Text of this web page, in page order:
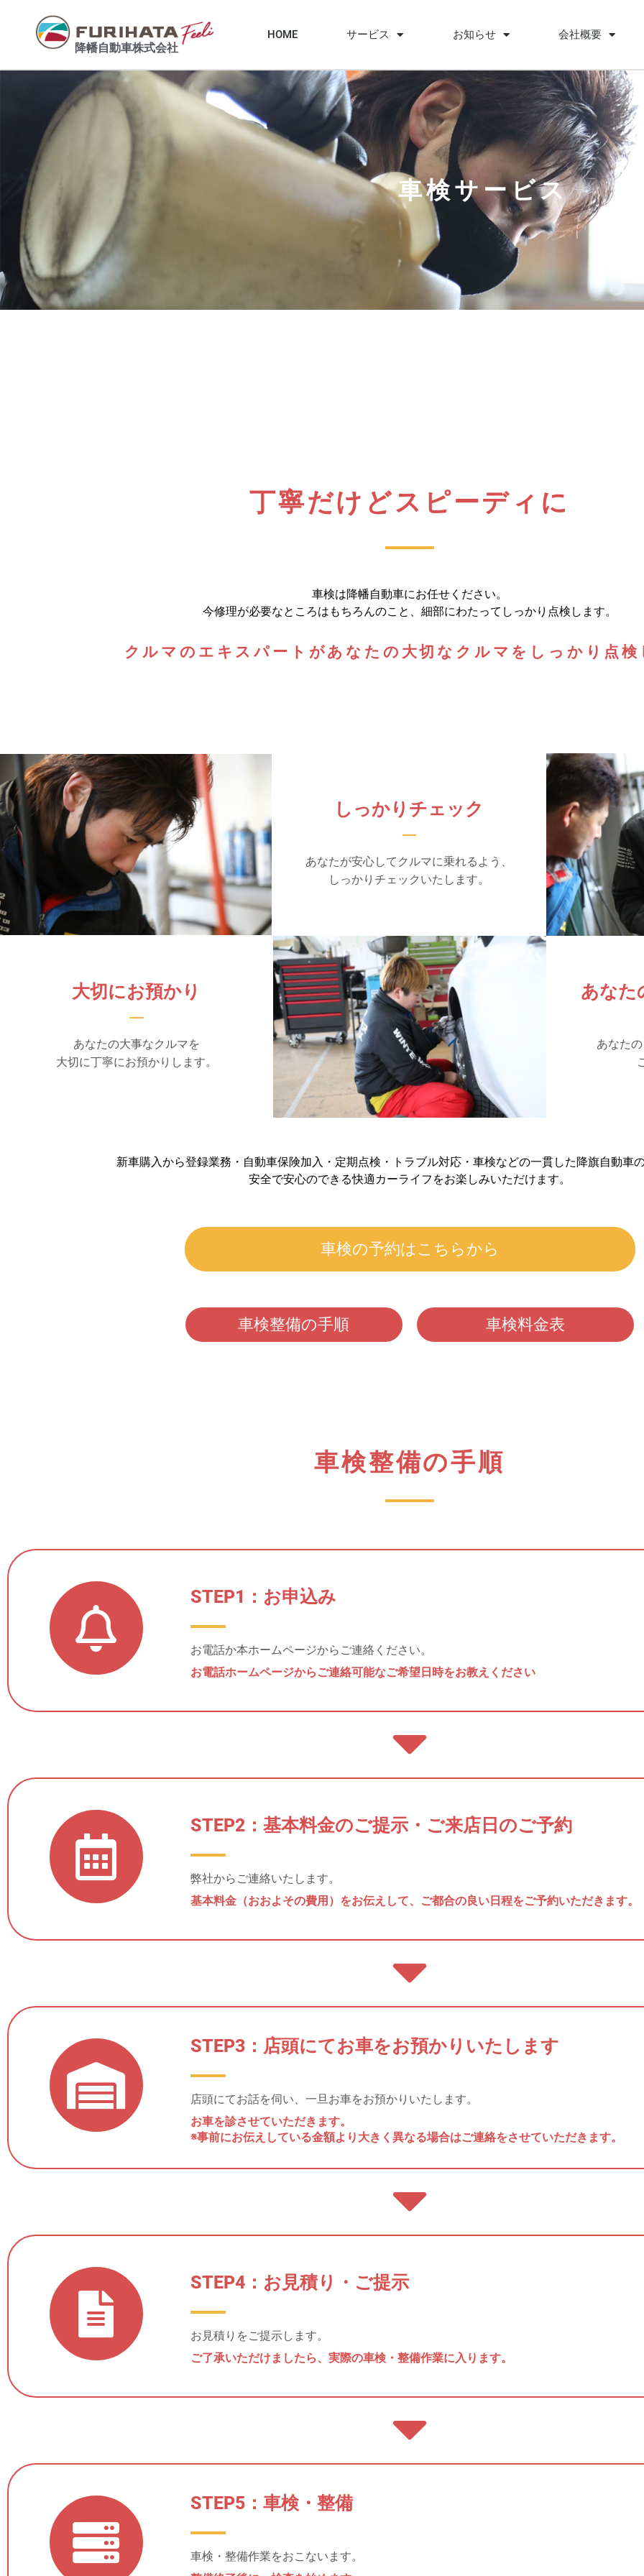
降幡自動車株式会社
HOME サービス お知らせ 会社概要
車検サービス
丁寧だけどスピーディに
車検は降幡自動車にお任せください。
今修理が必要なところはもちろんのこと、細部にわたってしっかり点検します。
クルマのエキスパートがあなたの大切なクルマを しっかり点
しっかりチェック
あなたが安心してクルマに乗れるよう、
しっかりチェックいたします。
大切にお預かり
あなたの大事なクルマを
大切に丁寧にお預かりします。
あなた
あなた
新車購入から登録業務・自動車保険加入・定期点検・トラブル対応・車検などの一貫した降旗自動車
安全で安心のできる快適カーライフをお楽しみいただけます。
車検の予約はこちらから
車検整備の手順 車検料金表
車検整備の手順
STEP1：お申込み
お電話か本ホームページからご連絡ください。
お電話ホームページからご連絡可能なご希望日時をお教えください
STEP2：基本料金のご提示・ご来店日のご予約
弊社からご連絡いたします。
基本料金（おおよその費用）をお伝えして、ご都合の良い日程をご予約いただきます。
STEP3：店頭にてお車をお預かりいたします
店頭にてお話を伺い、一旦お車をお預かりいたします。
お車を診させていただきます。
※事前にお伝えしている金額より大きく異なる場合はご連絡をさせていただきます。
STEP4：お見積り・ご提示
お見積りをご提示します。
ご了承いただけましたら、実際の車検・整備作業に入ります。
STEP5：車検・整備
車検・整備作業をおこないます。